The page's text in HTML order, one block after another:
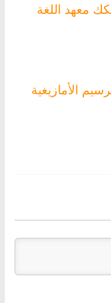
معهد اللغة
الأمازيغية